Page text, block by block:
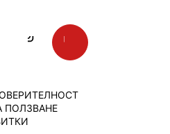
ПОЛЗВАНЕ